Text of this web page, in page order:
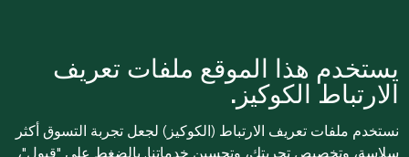
يستخدم هذا الموقع ملفات تعريف
الارتباط الكوكيز.
نستخدم ملفات تعريف الارتباط (الكوكيز) لجعل تجربة التسوق أكثر
سلاسة، وتخصيص تجربتك، وتحسين خدماتنا. بالضغط على "قبول"،